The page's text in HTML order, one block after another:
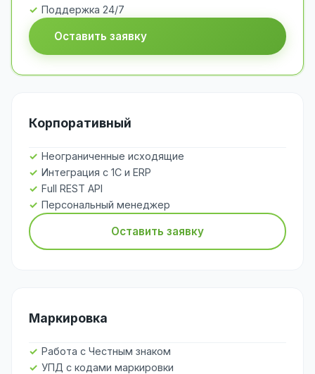
Поддержка 24/7
Оставить заявку
Корпоративный
Неограниченные исходящие
Интеграция с 1С и ERP
Full REST API
Персональный менеджер
Оставить заявку
Маркировка
Работа с Честным знаком
УПД с кодами маркировки